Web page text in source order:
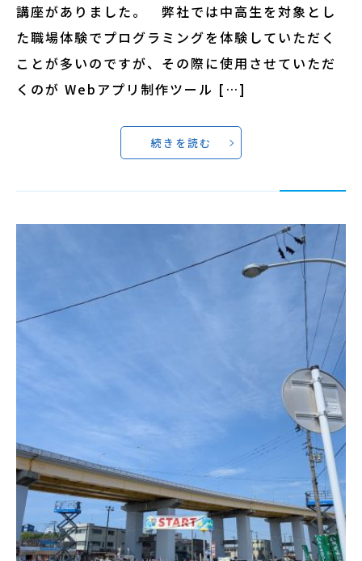
講座がありました。 弊社では中高生を対象とし
た職場体験でプログラミングを体験していただく
ことが多いのですが、その際に使用させていただ
くのが Webアプリ制作ツール […]
続きを読む